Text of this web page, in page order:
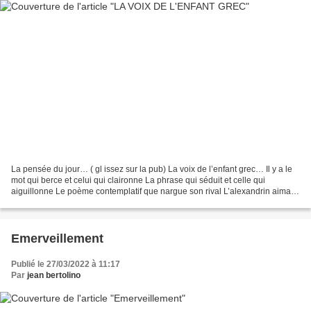
La pensée du jour… ( gl issez sur la pub) La voix de l’enfant grec… Il y a le
mot qui berce et celui qui claironne La phrase qui séduit et celle qui
aiguillonne Le poème contemplatif que nargue son rival L’alexandrin aimant
Emerveillement
Publié le 27/03/2022 à 11:17
Par jean bertolino